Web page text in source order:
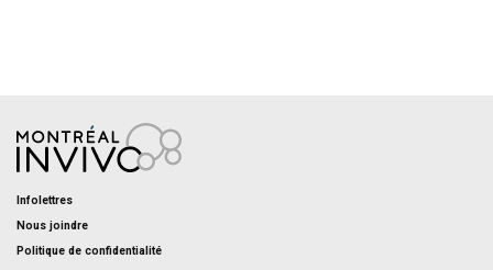
Infolettres
Nous joindre
Politique de confidentialité